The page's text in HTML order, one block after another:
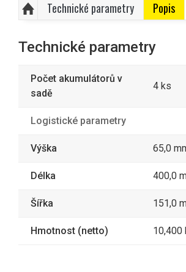
Technické parametry Popis
Technické parametry
Počet akumulátorů v
sadě
4 ks
Logistické parametry
Výška 65,0
Délka 400,0
Šířka 151,0
Hmotnost (netto) 10,400